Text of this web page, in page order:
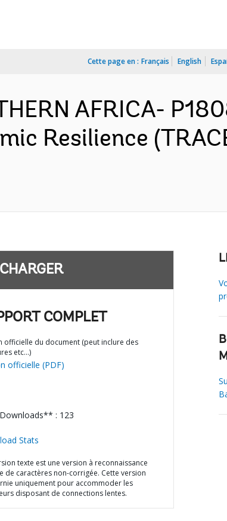
Cette page en : Français English
AFRICA-
Resilience
COMPLET
officielle du document (peut inclure des
etc…)
officielle (PDF)
: 123
Stats
texte est une version à reconnaissance
de caractères non-corrigée. Cette version
uniquement pour accommoder les
disposant de connections lentes.